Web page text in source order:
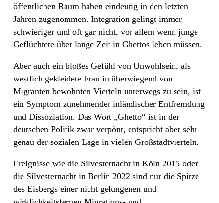
öffentlichen Raum haben eindeutig in den letzten
Jahren zugenommen. Integration gelingt immer
schwieriger und oft gar nicht, vor allem wenn junge
Geflüchtete über lange Zeit in Ghettos leben müssen.
Aber auch ein bloßes Gefühl von Unwohlsein, als
westlich gekleidete Frau in überwiegend von
Migranten bewohnten Vierteln unterwegs zu sein, ist
ein Symptom zunehmender inländischer Entfremdung
und Dissoziation. Das Wort „Ghetto“ ist in der
deutschen Politik zwar verpönt, entspricht aber sehr
genau der sozialen Lage in vielen Großstadtvierteln.
Ereignisse wie die Silvesternacht in Köln 2015 oder
die Silvesternacht in Berlin 2022 sind nur die Spitze
des Eisbergs einer nicht gelungenen und